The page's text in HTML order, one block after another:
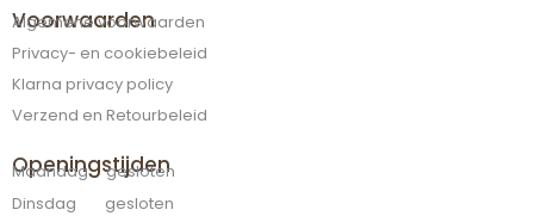
Voorwaarden
Algemene voorwaarden
Privacy- en cookiebeleid
Klarna privacy policy
Verzend en Retourbeleid
Openingstijden
Maandag gesloten
Dinsdag gesloten